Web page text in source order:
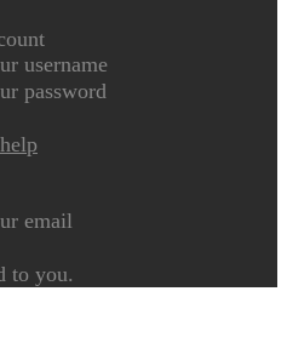
username
password
email
to you.